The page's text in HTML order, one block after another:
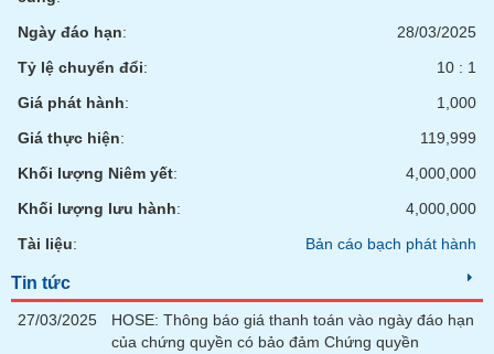
Ngày đáo hạn:
28/03/2025
Tỷ lệ chuyển đổi:
10 : 1
Giá phát hành:
1,000
Giá thực hiện:
119,999
Khối lượng Niêm yết:
4,000,000
Khối lượng lưu hành:
4,000,000
Tài liệu: Bản cáo bạch phát hành
Tin tức
27/03/2025
HOSE: Thông báo giá thanh toán vào ngày đáo hạn
của chứng quyền có bảo đảm Chứng quyền
chính